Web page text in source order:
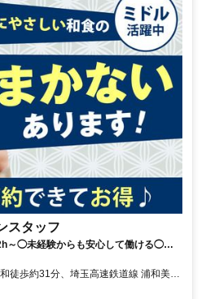
スタッフ
～◯未経験からも安心して働ける◯ま
徒歩約31分、埼玉高速鉄道線 浦和美園
北線 浦和アトレ北口徒歩約55分 車通